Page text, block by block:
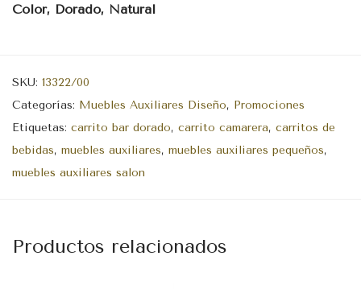
Color, Dorado, Natural
SKU: 13322/00
Categorías: Muebles Auxiliares Diseño, Promociones
Etiquetas: carrito bar dorado, carrito camarera, carritos de
bebidas, muebles auxiliares, muebles auxiliares pequeños,
muebles auxiliares salon
Productos relacionados